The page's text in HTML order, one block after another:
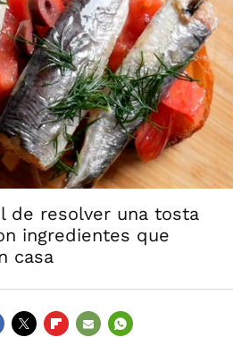
de resolver una tosta
ingredientes que
casa